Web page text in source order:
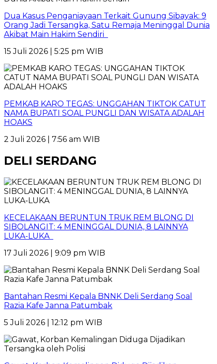
Dua Kasus Penganiayaan Terkait Gunung Sibayak: 9
Orang Jadi Tersangka, Satu Remaja Meninggal Dunia
Akibat Main Hakim Sendiri
15 Juli 2026 | 5:25 pm WIB
PEMKAB KARO TEGAS: UNGGAHAN TIKTOK CATUT
NAMA BUPATI SOAL PUNGLI DAN WISATA ADALAH
HOAKS
2 Juli 2026 | 7:56 am WIB
DELI SERDANG
KECELAKAAN BERUNTUN TRUK REM BLONG DI
SIBOLANGIT: 4 MENINGGAL DUNIA, 8 LAINNYA
LUKA-LUKA
17 Juli 2026 | 9:09 pm WIB
Bantahan Resmi Kepala BNNK Deli Serdang Soal
Razia Kafe Janna Patumbak
5 Juli 2026 | 12:12 pm WIB